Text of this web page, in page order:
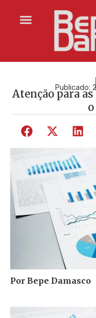
Publicado:
Atenção para
Por